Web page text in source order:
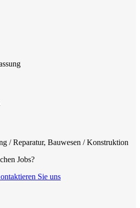
/ Reparatur, Bauwesen / Konstruktion
Jobs?
Sie uns